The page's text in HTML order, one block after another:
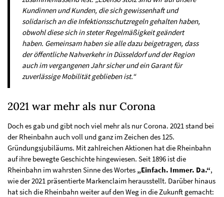
Kundinnen und Kunden, die sich gewissenhaft und
solidarisch an die Infektionsschutzregeln gehalten haben,
obwohl diese sich in steter Regelmäßigkeit geändert
haben. Gemeinsam haben sie alle dazu beigetragen, dass
der öffentliche Nahverkehr in Düsseldorf und der Region
auch im vergangenen Jahr sicher und ein Garant für
zuverlässige Mobilität geblieben ist.“
2021 war mehr als nur Corona
Doch es gab und gibt noch viel mehr als nur Corona. 2021 stand bei
der Rheinbahn auch voll und ganz im Zeichen des 125.
Gründungsjubiläums. Mit zahlreichen Aktionen hat die Rheinbahn
auf ihre bewegte Geschichte hingewiesen. Seit 1896 ist die
Rheinbahn im wahrsten Sinne des Wortes „Einfach. Immer. Da.“,
wie der 2021 präsentierte Markenclaim herausstellt. Darüber hinaus
hat sich die Rheinbahn weiter auf den Weg in die Zukunft gemacht: